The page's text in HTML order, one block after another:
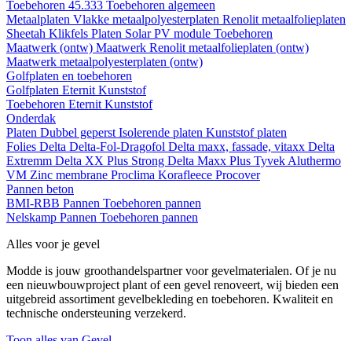
Toebehoren 45.333 Toebehoren algemeen
Metaalplaten Vlakke metaalpolyesterplaten Renolit metaalfolieplaten
Sheetah Klikfels Platen Solar PV module Toebehoren
Maatwerk (ontw) Maatwerk Renolit metaalfolieplaten (ontw)
Maatwerk metaalpolyesterplaten (ontw)
Golfplaten en toebehoren
Golfplaten Eternit Kunststof
Toebehoren Eternit Kunststof
Onderdak
Platen Dubbel geperst Isolerende platen Kunststof platen
Folies Delta Delta-Fol-Dragofol Delta maxx, fassade, vitaxx Delta
Extremm Delta XX Plus Strong Delta Maxx Plus Tyvek Aluthermo
VM Zinc membrane Proclima Korafleece Procover
Pannen beton
BMI-RBB Pannen Toebehoren pannen
Nelskamp Pannen Toebehoren pannen
Alles voor je gevel
Modde is jouw groothandelspartner voor gevelmaterialen. Of je nu
een nieuwbouwproject plant of een gevel renoveert, wij bieden een
uitgebreid assortiment gevelbekleding en toebehoren. Kwaliteit en
technische ondersteuning verzekerd.